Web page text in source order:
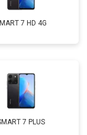
7 HD 4G
7 PLUS